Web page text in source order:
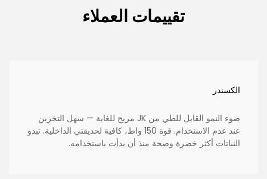
تقييمات العملاء
الكسندر
ضوء النمو القابل للطي من JK مريح للغاية — سهل التخزين
عند عدم الاستخدام. قوة 150 واط، كافية لحديقتي الداخلية. تبدو
النباتات أكثر خضرة وصحة منذ أن بدأت باستخدامه.